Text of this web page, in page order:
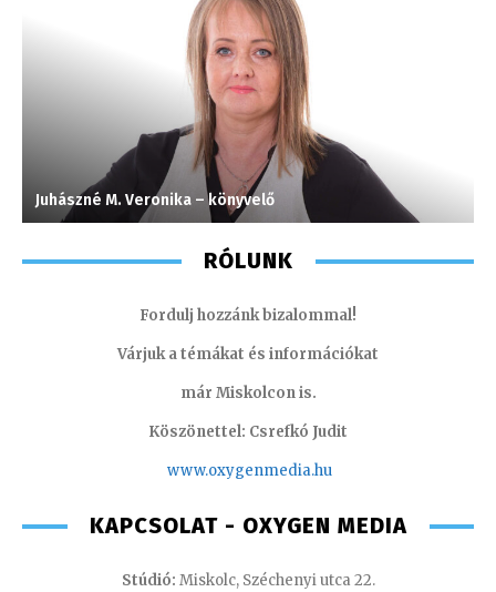
Juhászné M. Veronika – könyvelő
RÓLUNK
Fordulj hozzánk bizalommal!
Várjuk a témákat és információkat
már Miskolcon is.
Köszönettel: Csrefkó Judit
www.oxygenmedia.hu
KAPCSOLAT - OXYGEN MEDIA
Stúdió: Miskolc, Széchenyi utca 22.